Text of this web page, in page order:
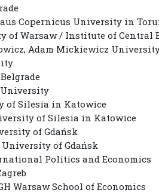
Copernicus University in
of Warsaw / Institute of Central
Adam Mickiewicz
of Silesia in Katowice
of Silesia in Katowice
of Gdańsk
University of Gdańsk
Politics and Economics
Warsaw School of Economics